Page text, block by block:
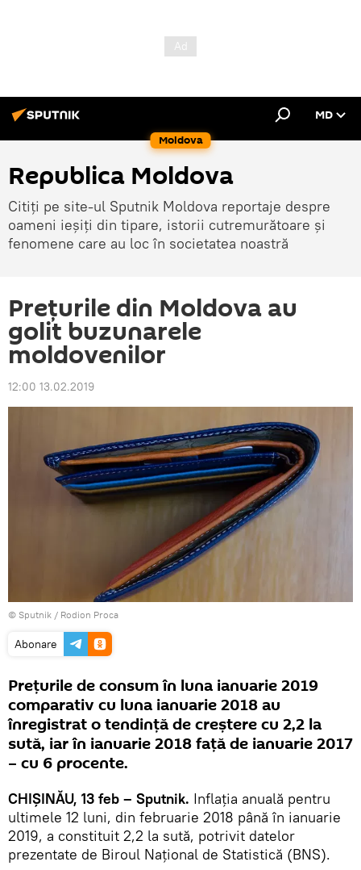
Moldova
MD
Republica Moldova
Citiți pe site-ul Sputnik Moldova reportaje despre
oameni ieșiți din tipare, istorii cutremurătoare și
fenomene care au loc în societatea noastră
Prețurile din Moldova au
golit buzunarele
moldovenilor
12:00 13.02.2019
© Sputnik / Rodion Proca
Abonare
Preţurile de consum în luna ianuarie 2019
comparativ cu luna ianuarie 2018 au
înregistrat o tendinţă de creştere cu 2,2 la
sută, iar în ianuarie 2018 faţă de ianuarie 2017
– cu 6 procente.
CHIȘINĂU, 13 feb – Sputnik. Inflația anuală pentru
ultimele 12 luni, din februarie 2018 până în ianuarie
2019, a constituit 2,2 la sută, potrivit datelor
prezentate de Biroul Național de Statistică (BNS).